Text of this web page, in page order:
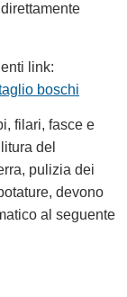
link:
boschi
filari, fasce e
del
pulizia dei
devono
al seguente